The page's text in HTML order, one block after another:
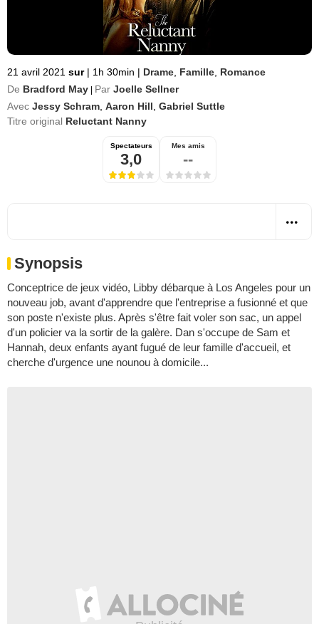
21 avril 2021 sur | 1h 30min | Drame Famille Romance
De Bradford May Par Joelle Sellner
Avec Jessy Schram Aaron Hill Gabriel Suttle
Titre original Reluctant Nanny
Spectateurs
3,0
Mes amis
--
Synopsis
Conceptrice de jeux vidéo, Libby débarque à Los Angeles pour un
nouveau job, avant d'apprendre que l'entreprise a fusionné et que
son poste n'existe plus. Après s'être fait voler son sac, un appel
d'un policier va la sortir de la galère. Dan s'occupe de Sam et
Hannah, deux enfants ayant fugué de leur famille d'accueil, et
cherche d'urgence une nounou à domicile...